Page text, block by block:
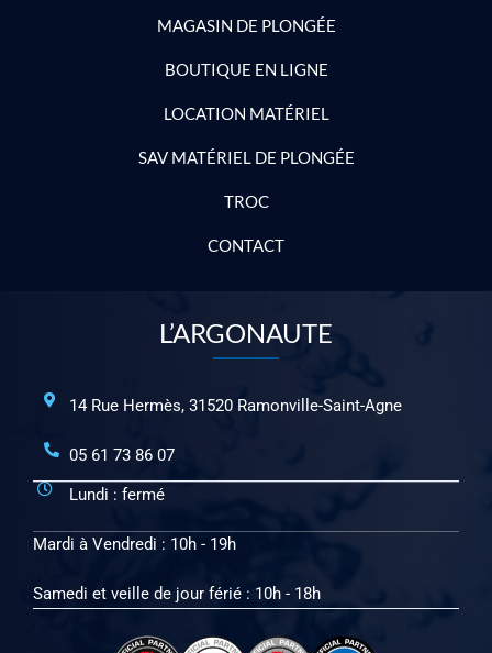
MAGASIN DE PLONGÉE
BOUTIQUE EN LIGNE
LOCATION MATÉRIEL
SAV MATÉRIEL DE PLONGÉE
TROC
CONTACT
L’ARGONAUTE
14 Rue Hermès, 31520 Ramonville-Saint-Agne
05 61 73 86 07
Lundi : fermé
Mardi à Vendredi : 10h - 19h
Samedi et veille de jour férié : 10h - 18h